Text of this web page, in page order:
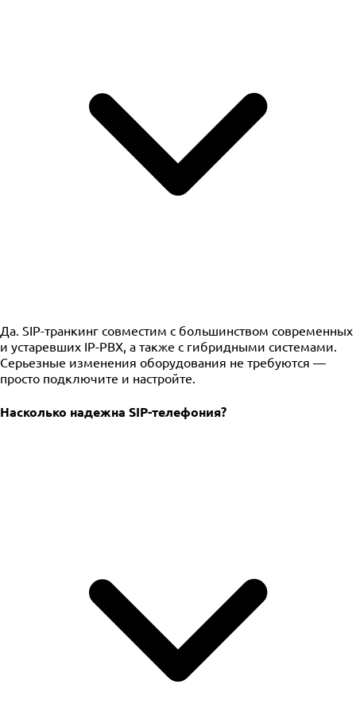
Да. SIP-транкинг совместим с большинством современных
и устаревших IP-PBX, а также с гибридными системами.
Серьезные изменения оборудования не требуются —
просто подключите и настройте.
Насколько надежна SIP-телефония?